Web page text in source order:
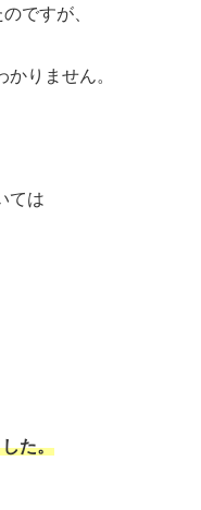
ですが、
りません。
ては
た。